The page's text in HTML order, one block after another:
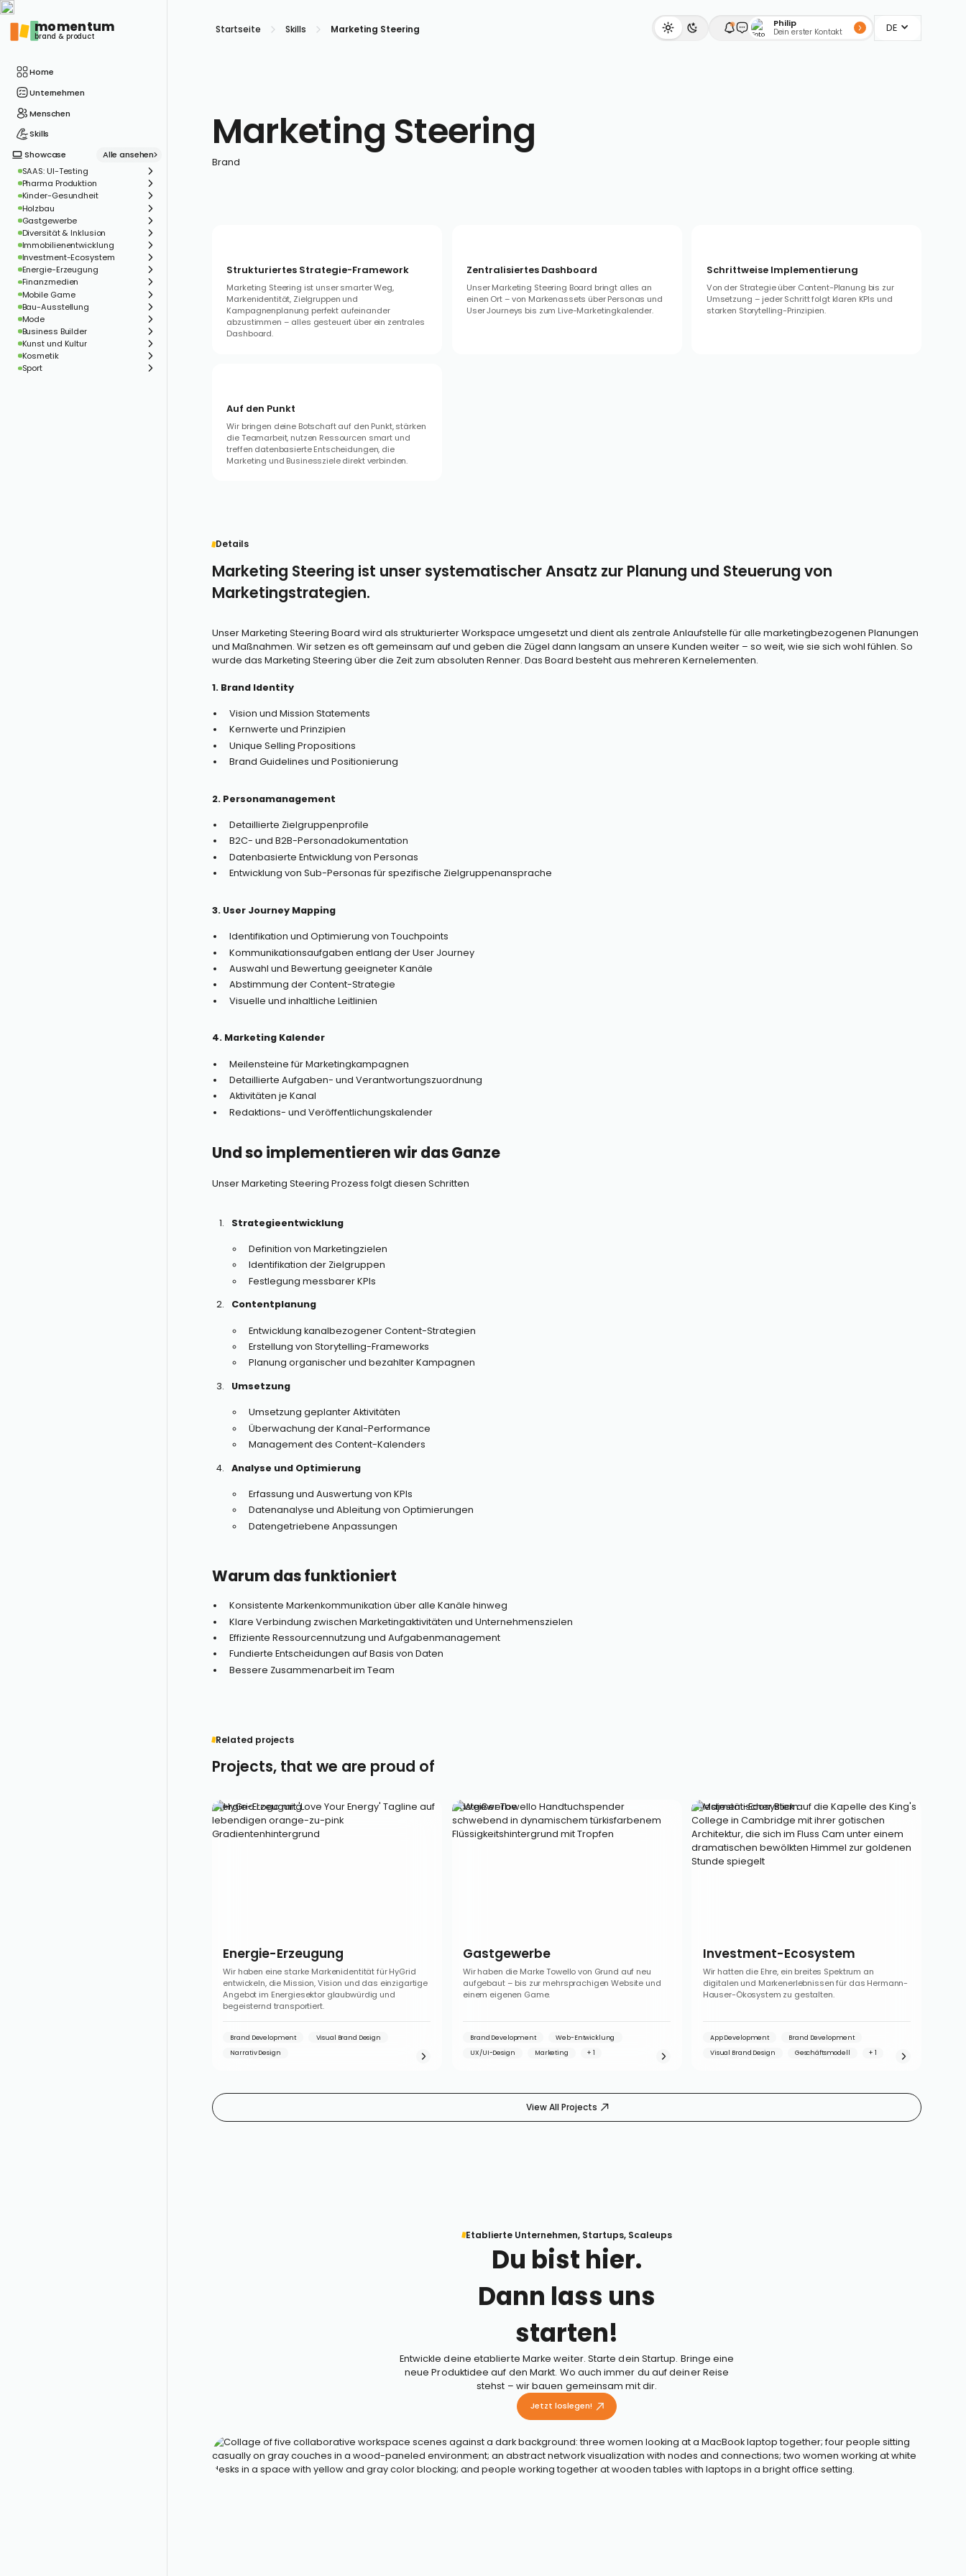
momentum
brand & product
Home
Unternehmen
Menschen
Skills
Showcase
Alle ansehen
SAAS: UI-Testing
Pharma Produktion
Kinder-Gesundheit
Holzbau
Gastgewerbe
Diversität & Inklusion
Immobilienentwicklung
Investment-Ecosystem
Energie-Erzeugung
Finanzmedien
Mobile Game
Bau-Ausstellung
Mode
Business Builder
Kunst und Kultur
Kosmetik
Sport
Philip
Dein erster Kontakt DE
Startseite Skills Marketing Steering
Marketing Steering
Brand
Strukturiertes Strategie-Framework
Marketing Steering ist unser smarter Weg,
Markenidentität, Zielgruppen und
Kampagnenplanung perfekt aufeinander
abzustimmen – alles gesteuert über ein zentrales
Dashboard.
Zentralisiertes Dashboard
Unser Marketing Steering Board bringt alles an
einen Ort – von Markenassets über Personas und
User Journeys bis zum Live-Marketingkalender.
Schrittweise Implementierung
Von der Strategie über Content-Planung bis zur
Umsetzung – jeder Schritt folgt klaren KPIs und
starken Storytelling-Prinzipien.
Auf den Punkt
Wir bringen deine Botschaft auf den Punkt, stärken
die Teamarbeit, nutzen Ressourcen smart und
treffen datenbasierte Entscheidungen, die
Marketing und Businessziele direkt verbinden.
Details
Marketing Steering ist unser systematischer Ansatz zur Planung und Steuerung von
Marketingstrategien.
Unser Marketing Steering Board wird als strukturierter Workspace umgesetzt und dient als zentrale Anlaufstelle für alle marketingbezogenen Planungen
und Maßnahmen. Wir setzen es oft gemeinsam auf und geben die Zügel dann langsam an unsere Kunden weiter – so weit, wie sie sich wohl fühlen. So
wurde das Marketing Steering über die Zeit zum absoluten Renner. Das Board besteht aus mehreren Kernelementen.
1. Brand Identity
Vision und Mission Statements
Kernwerte und Prinzipien
Unique Selling Propositions
Brand Guidelines und Positionierung
2. Personamanagement
Detaillierte Zielgruppenprofile
B2C- und B2B-Personadokumentation
Datenbasierte Entwicklung von Personas
Entwicklung von Sub-Personas für spezifische Zielgruppenansprache
3. User Journey Mapping
Identifikation und Optimierung von Touchpoints
Kommunikationsaufgaben entlang der User Journey
Auswahl und Bewertung geeigneter Kanäle
Abstimmung der Content-Strategie
Visuelle und inhaltliche Leitlinien
4. Marketing Kalender
Meilensteine für Marketingkampagnen
Detaillierte Aufgaben- und Verantwortungszuordnung
Aktivitäten je Kanal
Redaktions- und Veröffentlichungskalender
Und so implementieren wir das Ganze
Unser Marketing Steering Prozess folgt diesen Schritten
Strategieentwicklung
Definition von Marketingzielen
Identifikation der Zielgruppen
Festlegung messbarer KPIs
Contentplanung
Entwicklung kanalbezogener Content-Strategien
Erstellung von Storytelling-Frameworks
Planung organischer und bezahlter Kampagnen
Umsetzung
Umsetzung geplanter Aktivitäten
Überwachung der Kanal-Performance
Management des Content-Kalenders
Analyse und Optimierung
Erfassung und Auswertung von KPIs
Datenanalyse und Ableitung von Optimierungen
Datengetriebene Anpassungen
Warum das funktioniert
Konsistente Markenkommunikation über alle Kanäle hinweg
Klare Verbindung zwischen Marketingaktivitäten und Unternehmenszielen
Effiziente Ressourcennutzung und Aufgabenmanagement
Fundierte Entscheidungen auf Basis von Daten
Bessere Zusammenarbeit im Team
Related projects
Projects, that we are proud of
Energie-Erzeugung
Energie-Erzeugung
Wir haben eine starke Markenidentität für HyGrid
entwickeln, die Mission, Vision und das einzigartige
Angebot im Energiesektor glaubwürdig und
begeisternd transportiert.
Brand Development
Visual Brand Design
Narrativ Design
Gastgewerbe
Gastgewerbe
Wir haben die Marke Towello von Grund auf neu
aufgebaut – bis zur mehrsprachigen Website und
einem eigenen Game.
Brand Development
Web-Entwicklung
UX/UI-Design
Marketing
Investment-Ecosystem
Investment-Ecosystem
Wir hatten die Ehre, ein breites Spektrum an
digitalen und Markenerlebnissen für das Hermann-
Hauser-Ökosystem zu gestalten.
App Development
Brand Development
Visual Brand Design
Geschäftsmodell
View All Projects
Etablierte Unternehmen, Startups, Scaleups
Du bist hier.
Dann lass uns
starten!
Entwickle deine etablierte Marke weiter. Starte dein Startup. Bringe eine
neue Produktidee auf den Markt. Wo auch immer du auf deiner Reise
stehst – wir bauen gemeinsam mit dir.
Jetzt loslegen!